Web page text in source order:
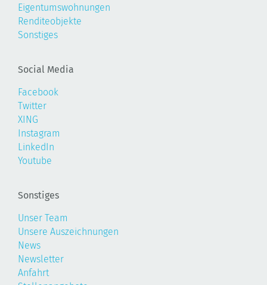
Eigentumswohnungen
Renditeobjekte
Sonstiges
Social Media
Facebook
Twitter
XING
Instagram
LinkedIn
Youtube
Sonstiges
Unser Team
Unsere Auszeichnungen
News
Newsletter
Anfahrt